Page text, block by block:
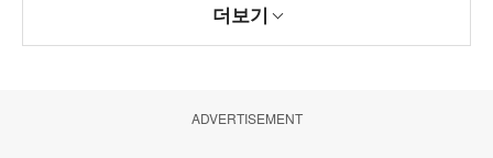
더보기
ADVERTISEMENT